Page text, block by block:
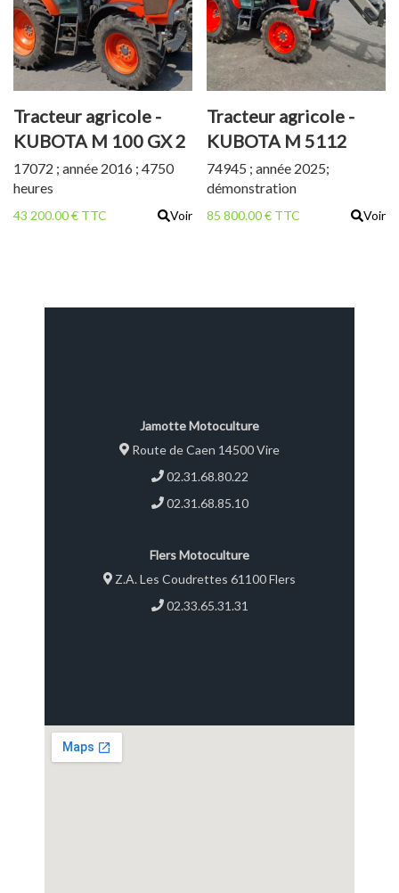
Tracteur agricole -
KUBOTA M 100 GX 2
17072 ; année 2016 ; 4750
heures
43 200.00 € TTC Voir
Tracteur agricole -
KUBOTA M 5112
CHARGEUR U508
74945 ; année 2025;
démonstration
85 800.00 € TTC Voir
Jamotte Motoculture
Route de Caen 14500 Vire
02.31.68.80.22
02.31.68.85.10
Flers Motoculture
Z.A. Les Coudrettes 61100 Flers
02.33.65.31.31